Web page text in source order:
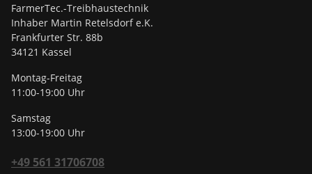
FarmerTec.-Treibhaustechnik
Inhaber Martin Retelsdorf e.K.
Frankfurter Str. 88b
34121 Kassel
Montag-Freitag
11:00-19:00 Uhr
Samstag
13:00-19:00 Uhr
+49 561 31706708